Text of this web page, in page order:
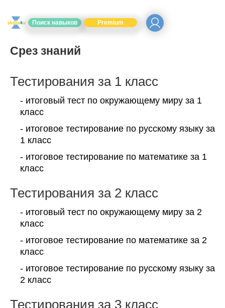
Поиск навыков Premium
Срез знаний
Тестирования за 1 класс
- итоговый тест по окружающему миру за 1
класс
- итоговое тестирование по русскому языку за
1 класс
- итоговое тестирование по математике за 1
класс
Тестирования за 2 класс
- итоговый тест по окружающему миру за 2
класс
- итоговое тестирование по математике за 2
класс
- итоговое тестирование по русскому языку за
2 класс
Тестирования за 3 класс